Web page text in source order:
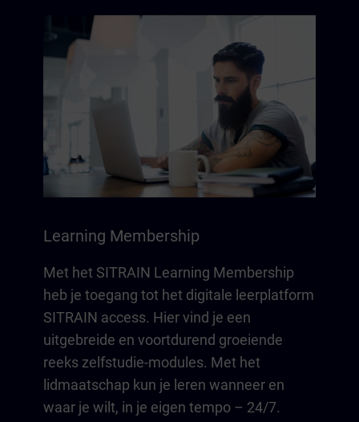
Learning Membership
Met het SITRAIN Learning Membership
heb je toegang tot het digitale leerplatform
SITRAIN access. Hier vind je een
uitgebreide en voortdurend groeiende
reeks zelfstudie-modules. Met het
lidmaatschap kun je leren wanneer en
waar je wilt, in je eigen tempo – 24/7.